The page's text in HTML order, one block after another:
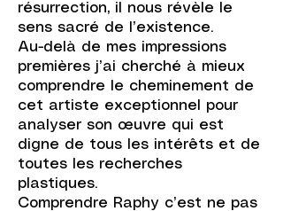
résurrection, il nous révèle le
sens sacré de l’existence.
Au-delà de mes impressions
premières j’ai cherché à mieux
comprendre le cheminement de
cet artiste exceptionnel pour
analyser son œuvre qui est
digne de tous les intérêts et de
toutes les recherches
plastiques.
Comprendre Raphy c’est ne pas